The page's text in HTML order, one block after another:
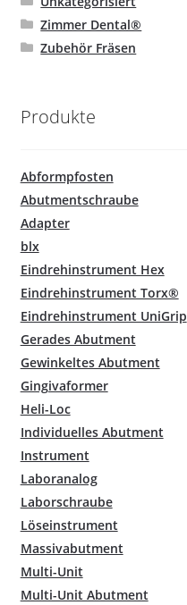
Zimmer Dental®
Zubehör Fräsen
Produkte
Abformpfosten
Abutmentschraube
Adapter
blx
Eindrehinstrument Hex
Eindrehinstrument Torx®
Eindrehinstrument UniGrip
Gerades Abutment
Gewinkeltes Abutment
Gingivaformer
Heli-Loc
Individuelles Abutment
Instrument
Laboranalog
Laborschraube
Löseinstrument
Massivabutment
Multi-Unit
Multi-Unit Abutment